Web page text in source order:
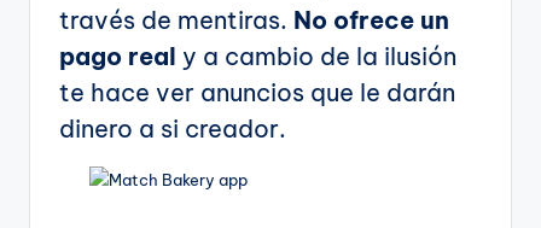
través de mentiras. No ofrece un
pago real y a cambio de la ilusión
te hace ver anuncios que le darán
dinero a si creador.